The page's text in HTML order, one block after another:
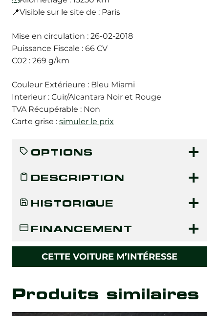
📍Visible sur le site de : Paris
Mise en circulation : 26-02-2018
Puissance Fiscale : 66 CV
C02 : 269 g/km
Couleur Extérieure : Bleu Miami
Interieur : Cuir/Alcantara Noir et Rouge
TVA Récupérable : Non
Carte grise : simuler le prix
OPTIONS
DESCRIPTION
HISTORIQUE
FINANCEMENT
CETTE VOITURE M’INTÉRESSE
Produits similaires